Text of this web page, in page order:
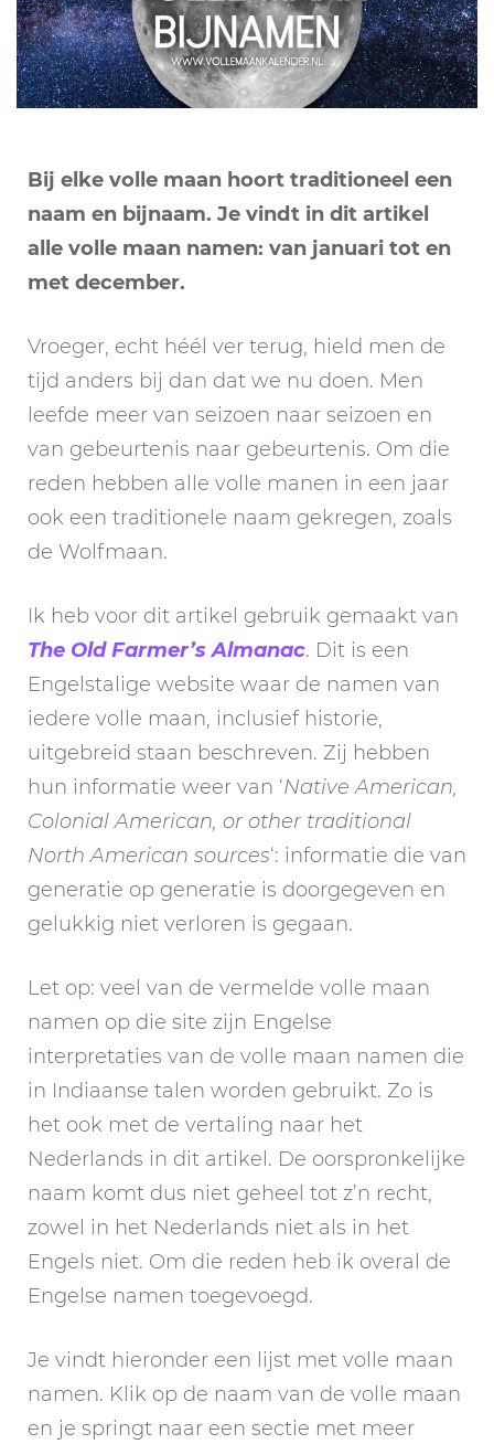
Bij elke volle maan hoort traditioneel een
naam en bijnaam. Je vindt in dit artikel
alle volle maan namen: van januari tot en
met december.
Vroeger, echt héél ver terug, hield men de
tijd anders bij dan dat we nu doen. Men
leefde meer van seizoen naar seizoen en
van gebeurtenis naar gebeurtenis. Om die
reden hebben alle volle manen in een jaar
ook een traditionele naam gekregen, zoals
de Wolfmaan.
Ik heb voor dit artikel gebruik gemaakt van
The Old Farmer’s Almanac. Dit is een
Engelstalige website waar de namen van
iedere volle maan, inclusief historie,
uitgebreid staan beschreven. Zij hebben
hun informatie weer van ‘Native American,
Colonial American, or other traditional
North American sources‘: informatie die van
generatie op generatie is doorgegeven en
gelukkig niet verloren is gegaan.
Let op: veel van de vermelde volle maan
namen op die site zijn Engelse
interpretaties van de volle maan namen die
in Indiaanse talen worden gebruikt. Zo is
het ook met de vertaling naar het
Nederlands in dit artikel. De oorspronkelijke
naam komt dus niet geheel tot z’n recht,
zowel in het Nederlands niet als in het
Engels niet. Om die reden heb ik overal de
Engelse namen toegevoegd.
Je vindt hieronder een lijst met volle maan
namen. Klik op de naam van de volle maan
en je springt naar een sectie met meer